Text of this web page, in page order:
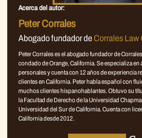
Acerca del autor:
Peter Corrales
Abogado fundador de Corrales Law
Peter Corrales es el abogado fundador de
condado de Orange, California. Se especializa
personales y cuenta con 12 años de experiencia
clientes en California. Peter habla español con
muchos clientes hispanohablantes. Obtuvo su
la Facultad de Derecho de la Universidad
Universidad del Sur de California. Cuenta con
California desde 2012.